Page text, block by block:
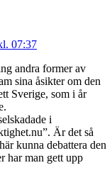
07:37
andra former av
sina åsikter om den
Sverige, som i år
i
Är det så
kunna debattera den
har man gett upp